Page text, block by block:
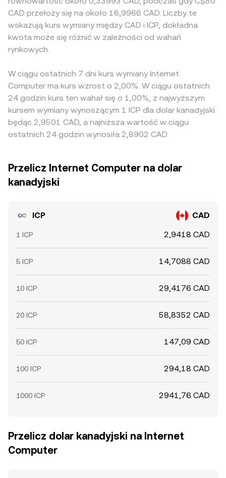
CAD przełoży się na około 16,9966 CAD. Liczby te
wskazują kurs wymiany między CAD i ICP, dokładna
kwota może się różnić w zależności od wahań
rynkowych.
W ciągu ostatnich 7 dni kurs wymiany Internet
Computer ma kurs wzrost o 2,00%. W ciągu ostatnich
24 godzin kurs ten wahał się o 1,00%, z najwyższym
kursem wymiany wynoszącym 1 ICP dla dolar kanadyjski
będąc 2,9501 CAD, a najniższa wartość w ciągu
ostatnich 24 godzin wynosiła 2,8902 CAD.
Przelicz Internet Computer na dolar
kanadyjski
ICP CAD
1 ICP 2,9418 CAD
5 ICP 14,7088 CAD
10 ICP 29,4176 CAD
20 ICP 58,8352 CAD
50 ICP 147,09 CAD
100 ICP 294,18 CAD
1000 ICP 2941,76 CAD
Przelicz dolar kanadyjski na Internet
Computer